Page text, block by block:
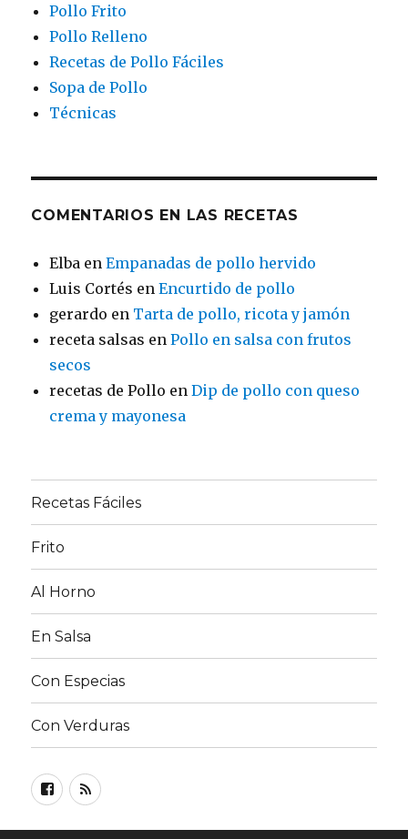
Pollo Frito
Pollo Relleno
Recetas de Pollo Fáciles
Sopa de Pollo
Técnicas
COMENTARIOS EN LAS RECETAS
Elba enEmpanadas de pollo hervido
Luis Cortés enEncurtido de pollo
gerardo en Tarta de pollo, ricota y jamón
receta salsas enPollo en salsa con frutos
secos
recetas de Pollo enDip de pollo con queso
crema y mayonesa
Recetas Fáciles
Frito
Al Horno
En Salsa
Con Especias
Con Verduras
Facebook
RSS